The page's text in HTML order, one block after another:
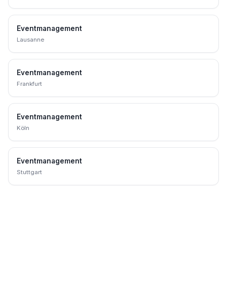
Eventmanagement
Lausanne
Eventmanagement
Frankfurt
Eventmanagement
Köln
Eventmanagement
Stuttgart